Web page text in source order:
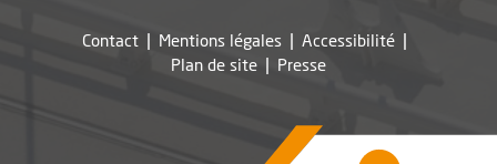
Contact Mentions légales
Accessibilité
Plan de site
Presse, Ouvre une nouvelle